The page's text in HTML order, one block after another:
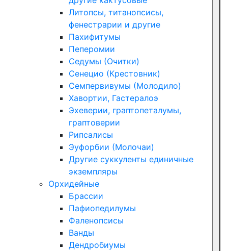
Литопсы, титанопсисы,
фенестрарии и другие
Пахифитумы
Пеперомии
Седумы (Очитки)
Сенецио (Крестовник)
Семпервивумы (Молодило)
Хавортии, Гастералоэ
Эхеверии, граптопеталумы,
граптоверии
Рипсалисы
Эуфорбии (Молочаи)
Другие суккуленты единичные
экземпляры
Орхидейные
Брассии
Пафиопедилумы
Фаленопсисы
Ванды
Дендробиумы